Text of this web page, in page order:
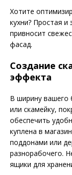
Хотите
кухни? Простая и
привносит
фасад.
Создание
эффекта
В ширину вашего
или скамейку,
обеспечить
куплена в
поддонами или
разнорабочего.
ящики для